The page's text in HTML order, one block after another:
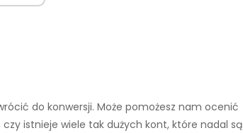
do konwersji. Może pomożesz nam ocenić
istnieje wiele tak dużych kont, które nadal są